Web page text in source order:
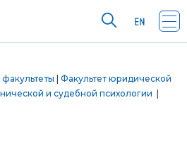
Факультет юридической
и судебной психологии